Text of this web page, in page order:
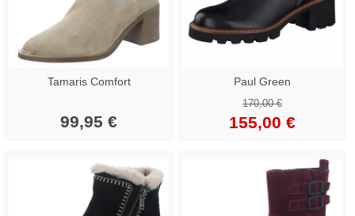
Tamaris Comfort
99,95 €
Paul Green
170,00 €
155,00 €